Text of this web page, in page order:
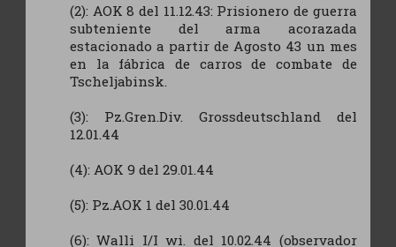
(2): AOK 8 del 11.12.43: Prisionero de guerra
subteniente del arma acorazada
estacionado a partir de Agosto 43 un mes
en la fábrica de carros de combate de
Tscheljabinsk.
(3): Pz.Gren.Div. Grossdeutschland del
12.01.44
(4): AOK 9 del 29.01.44
(5): Pz.AOK 1 del 30.01.44
(6): Walli I/I wi. del 10.02.44 (observador